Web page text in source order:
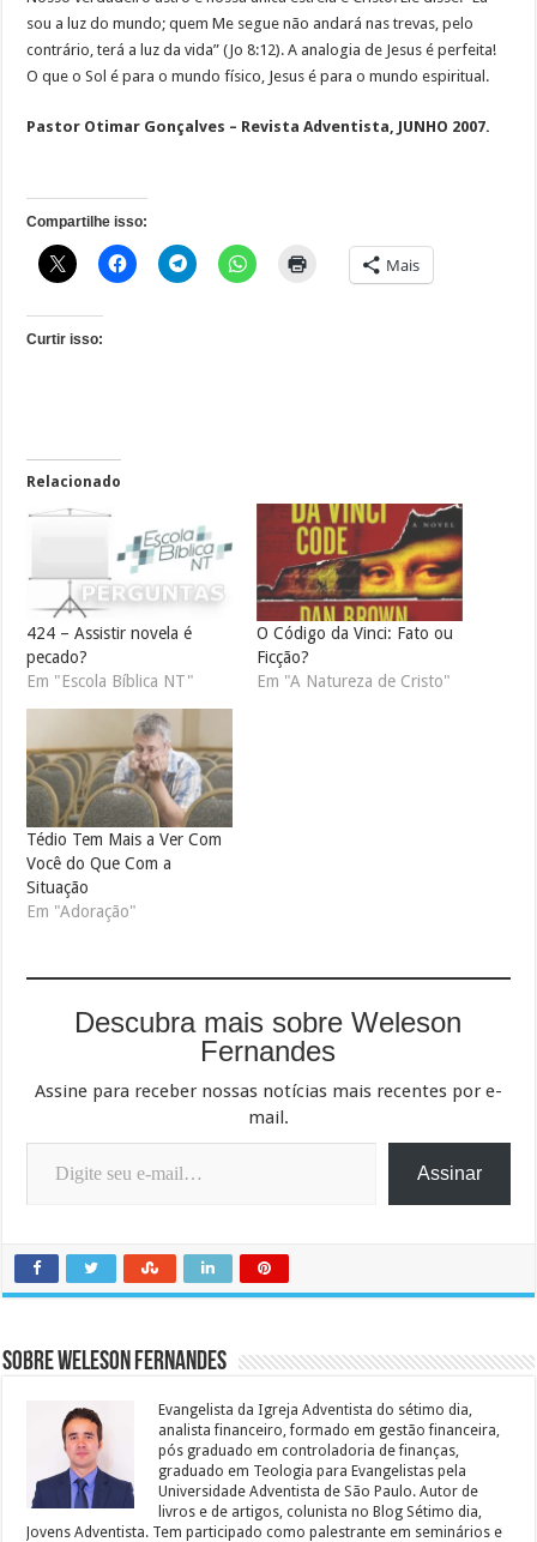
sou a luz do mundo; quem Me segue não andará nas trevas, pelo
contrário, terá a luz da vida” (Jo 8:12). A analogia de Jesus é perfeita!
O que o Sol é para o mundo físico, Jesus é para o mundo espiritual.
Pastor Otimar Gonçalves – Revista Adventista, JUNHO 2007.
Compartilhe isso:
Mais
Curtir isso:
Relacionado
424 – Assistir novela é
pecado?
Em "Escola Bíblica NT"
O Código da Vinci: Fato ou
Ficção?
Em "A Natureza de Cristo"
Tédio Tem Mais a Ver Com
Você do Que Com a
Situação
Em "Adoração"
Descubra mais sobre Weleson
Fernandes
Assine para receber nossas notícias mais recentes por e-
mail.
Digite seu e-mail…
Assinar
Sobre Weleson Fernandes
Evangelista da Igreja Adventista do sétimo dia,
analista financeiro, formado em gestão financeira,
pós graduado em controladoria de finanças,
graduado em Teologia para Evangelistas pela
Universidade Adventista de São Paulo. Autor de
livros e de artigos, colunista no Blog Sétimo dia,
Jovens Adventista. Tem participado como palestrante em seminários e